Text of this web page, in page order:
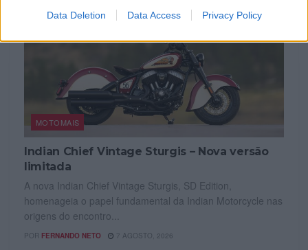
Data Deletion Data Access Privacy Policy
MOTOMAIS
Indian Chief Vintage Sturgis – Nova versão
limitada
A nova Indian Chief Vintage Sturgis, SD Edition,
homenageia o papel fundamental da Indian Motorcycle nas
origens do encontro...
POR FERNANDO NETO 7 AGOSTO, 2026